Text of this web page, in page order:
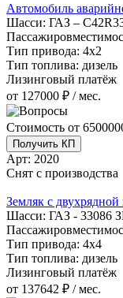
Автомобиль
Шасси: ГАЗ –
Тип привода: 4х2
Тип топлива: дизель
Лизинговый платёж
от 127000 ₽ / мес.
Стоимость от
Получить КП
Арт: 2020
Снят с производства
Земляк с
Шасси: ГАЗ - 33086
Тип привода: 4х4
Тип топлива: дизель
Лизинговый платёж
от 137642 ₽ / мес.